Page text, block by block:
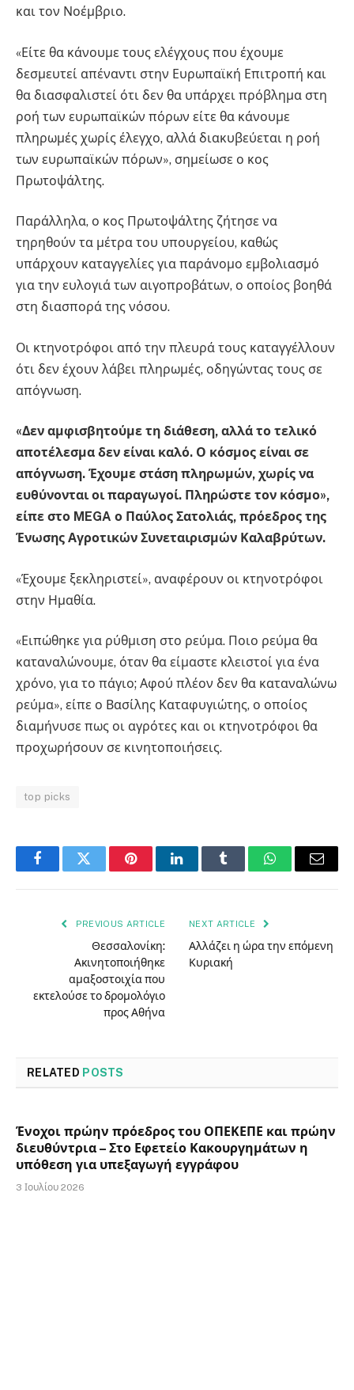
και τον Νοέμβριο.
«Είτε θα κάνουμε τους ελέγχους που έχουμε
δεσμευτεί απέναντι στην Ευρωπαϊκή Επιτροπή και
θα διασφαλιστεί ότι δεν θα υπάρχει πρόβλημα στη
ροή των ευρωπαϊκών πόρων είτε θα κάνουμε
πληρωμές χωρίς έλεγχο, αλλά διακυβεύεται η ροή
των ευρωπαϊκών πόρων», σημείωσε ο κος
Πρωτοψάλτης.
Παράλληλα, ο κος Πρωτοψάλτης ζήτησε να
τηρηθούν τα μέτρα του υπουργείου, καθώς
υπάρχουν καταγγελίες για παράνομο εμβολιασμό
για την ευλογιά των αιγοπροβάτων, ο οποίος βοηθά
στη διασπορά της νόσου.
Οι κτηνοτρόφοι από την πλευρά τους καταγγέλλουν
ότι δεν έχουν λάβει πληρωμές, οδηγώντας τους σε
απόγνωση.
«Δεν αμφισβητούμε τη διάθεση, αλλά το τελικό
αποτέλεσμα δεν είναι καλό. Ο κόσμος είναι σε
απόγνωση. Έχουμε στάση πληρωμών, χωρίς να
ευθύνονται οι παραγωγοί. Πληρώστε τον κόσμο»,
είπε στο MEGA ο Παύλος Σατολιάς, πρόεδρος της
Ένωσης Αγροτικών Συνεταιρισμών Καλαβρύτων.
«Έχουμε ξεκληριστεί», αναφέρουν οι κτηνοτρόφοι
στην Ημαθία.
«Ειπώθηκε για ρύθμιση στο ρεύμα. Ποιο ρεύμα θα
καταναλώνουμε, όταν θα είμαστε κλειστοί για ένα
χρόνο, για το πάγιο; Αφού πλέον δεν θα καταναλώνω
ρεύμα», είπε ο Βασίλης Καταφυγιώτης, ο οποίος
διαμήνυσε πως οι αγρότες και οι κτηνοτρόφοι θα
προχωρήσουν σε κινητοποιήσεις.
top picks
FacebookTwitter PinterestLinkedInTumblr WhatsAppEmail
PREVIOUS ARTICLE
Θεσσαλονίκη:
Ακινητοποιήθηκε
αμαξοστοιχία που
εκτελούσε το δρομολόγιο
προς Αθήνα
NEXT ARTICLE
Αλλάζει η ώρα την επόμενη
Κυριακή
RELATED POSTS
Ένοχοι πρώην πρόεδρος του ΟΠΕΚΕΠΕ και πρώην
διευθύντρια – Στο Εφετείο Κακουργημάτων η
υπόθεση για υπεξαγωγή εγγράφου
3 Ιουλίου 2026